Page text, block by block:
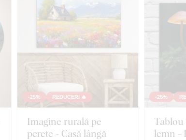
-25% REDUCERI 🔥
Imagine rurală pe
perete - Casă lângă
-25%
lemn -